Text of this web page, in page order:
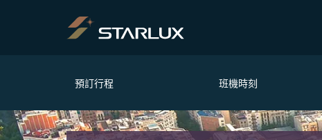
預訂行程 班機時刻